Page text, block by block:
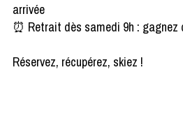
arrivée
⏰ Retrait dès samedi 9h : gagnez
Réservez, récupérez, skiez !